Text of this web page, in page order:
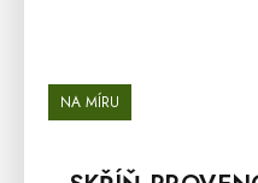
NA MÍRU